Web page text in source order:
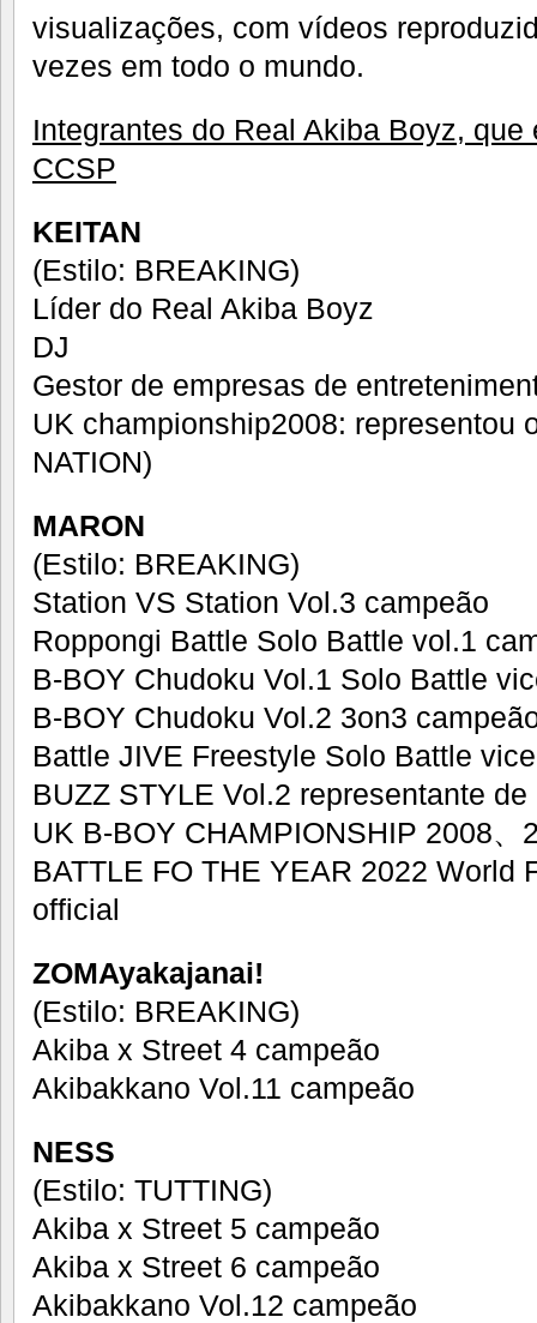
visualizações, com vídeos
vezes em todo o mundo.
Integrantes do Real Akiba Boyz,
CCSP
KEITAN
(Estilo: BREAKING)
Líder do Real Akiba Boyz
DJ
Gestor de empresas de
UK championship2008: representou
NATION)
MARON
(Estilo: BREAKING)
Station VS Station Vol.3 campeão
Roppongi Battle Solo Battle vol.1
B-BOY Chudoku Vol.1 Solo Battle
B-BOY Chudoku Vol.2 3on3
Battle JIVE Freestyle Solo Battle
BUZZ STYLE Vol.2 representante de
UK B-BOY CHAMPIONSHIP 2008
BATTLE FO THE YEAR 2022 World
official
ZOMAyakajanai!
(Estilo: BREAKING)
Akiba x Street 4 campeão
Akibakkano Vol.11 campeão
NESS
(Estilo: TUTTING)
Akiba x Street 5 campeão
Akiba x Street 6 campeão
Akibakkano Vol.12 campeão